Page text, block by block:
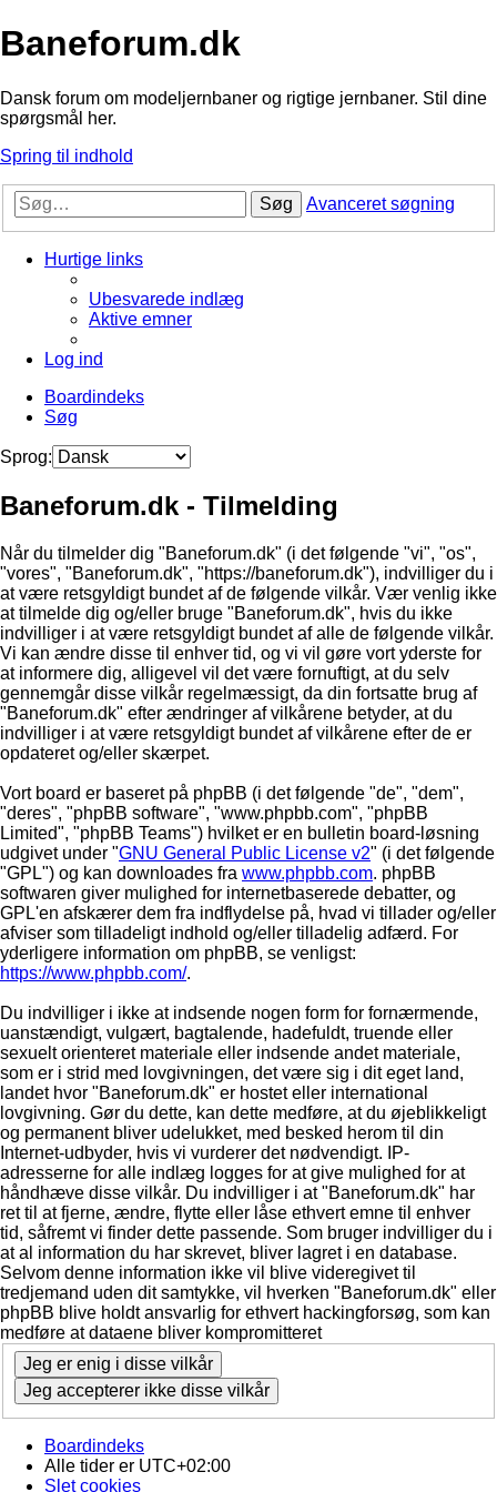
Baneforum.dk
Dansk forum om modeljernbaner og rigtige jernbaner. Stil dine
spørgsmål her.
Spring til indhold
Søg Avanceret søgning
Hurtige links
Ubesvarede indlæg
Aktive emner
Log ind
Boardindeks
Søg
Sprog:
Baneforum.dk - Tilmelding
Når du tilmelder dig "Baneforum.dk" (i det følgende "vi", "os",
"vores", "Baneforum.dk", "https://baneforum.dk"), indvilliger du i
at være retsgyldigt bundet af de følgende vilkår. Vær venlig ikke
at tilmelde dig og/eller bruge "Baneforum.dk", hvis du ikke
indvilliger i at være retsgyldigt bundet af alle de følgende vilkår.
Vi kan ændre disse til enhver tid, og vi vil gøre vort yderste for
at informere dig, alligevel vil det være fornuftigt, at du selv
gennemgår disse vilkår regelmæssigt, da din fortsatte brug af
"Baneforum.dk" efter ændringer af vilkårene betyder, at du
indvilliger i at være retsgyldigt bundet af vilkårene efter de er
opdateret og/eller skærpet.
Vort board er baseret på phpBB (i det følgende "de", "dem",
"deres", "phpBB software", "www.phpbb.com", "phpBB
Limited", "phpBB Teams") hvilket er en bulletin board-løsning
udgivet under "GNU General Public License v2" (i det følgende
"GPL") og kan downloades fra www.phpbb.com. phpBB
softwaren giver mulighed for internetbaserede debatter, og
GPL'en afskærer dem fra indflydelse på, hvad vi tillader og/eller
afviser som tilladeligt indhold og/eller tilladelig adfærd. For
yderligere information om phpBB, se venligst:
https://www.phpbb.com/.
Du indvilliger i ikke at indsende nogen form for fornærmende,
uanstændigt, vulgært, bagtalende, hadefuldt, truende eller
sexuelt orienteret materiale eller indsende andet materiale,
som er i strid med lovgivningen, det være sig i dit eget land,
landet hvor "Baneforum.dk" er hostet eller international
lovgivning. Gør du dette, kan dette medføre, at du øjeblikkeligt
og permanent bliver udelukket, med besked herom til din
Internet-udbyder, hvis vi vurderer det nødvendigt. IP-
adresserne for alle indlæg logges for at give mulighed for at
håndhæve disse vilkår. Du indvilliger i at "Baneforum.dk" har
ret til at fjerne, ændre, flytte eller låse ethvert emne til enhver
tid, såfremt vi finder dette passende. Som bruger indvilliger du i
at al information du har skrevet, bliver lagret i en database.
Selvom denne information ikke vil blive videregivet til
tredjemand uden dit samtykke, vil hverken "Baneforum.dk" eller
phpBB blive holdt ansvarlig for ethvert hackingforsøg, som kan
medføre at dataene bliver kompromitteret
Boardindeks
Alle tider er UTC+02:00
Slet cookies